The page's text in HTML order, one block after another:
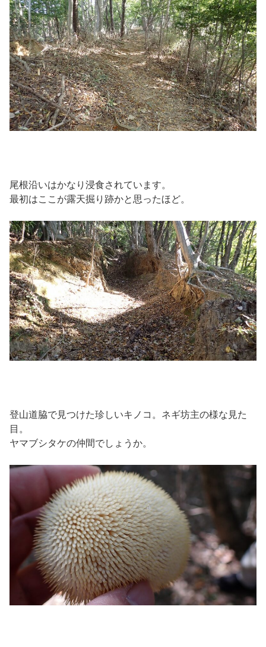
尾根沿いはかなり浸食されています。
最初はここが露天掘り跡かと思ったほど。
登山道脇で見つけた珍しいキノコ。ネギ坊主の様な見た
目。
ヤマブシタケの仲間でしょうか。